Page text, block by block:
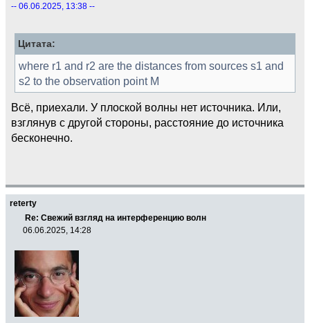
-- 06.06.2025, 13:38 --
Цитата:
where r1 and r2 are the distances from sources s1 and
s2 to the observation point M
Всё, приехали. У плоской волны нет источника. Или,
взглянув с другой стороны, расстояние до источника
бесконечно.
reterty
Re: Свежий взгляд на интерференцию волн
06.06.2025, 14:28